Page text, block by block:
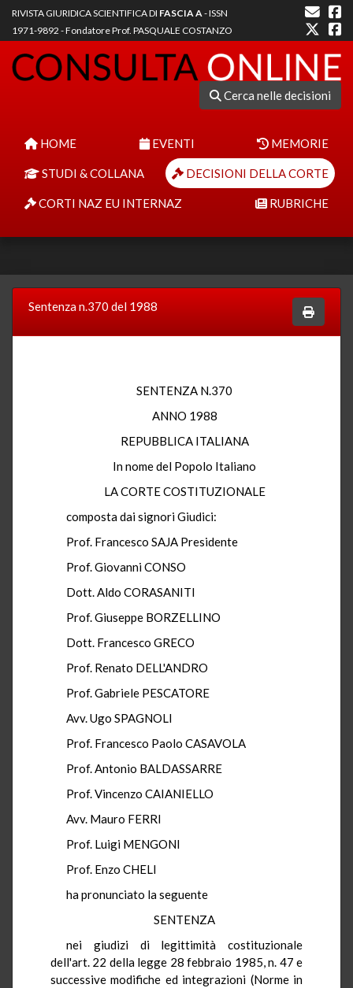
RIVISTA GIURIDICA SCIENTIFICA DI FASCIA A- ISSN
1971-9892 - Fondatore Prof. PASQUALE COSTANZO
Cerca nelle decisioni
HOME EVENTI MEMORIE
STUDI & COLLANA DECISIONI DELLA CORTE
CORTI NAZ EU INTERNAZ RUBRICHE
Sentenza n.370 del 1988
SENTENZA N.370
ANNO 1988
REPUBBLICA ITALIANA
In nome del Popolo Italiano
LA CORTE COSTITUZIONALE
composta dai signori Giudici:
Prof. Francesco SAJA Presidente
Prof. Giovanni CONSO
Dott. Aldo CORASANITI
Prof. Giuseppe BORZELLINO
Dott. Francesco GRECO
Prof. Renato DELL'ANDRO
Prof. Gabriele PESCATORE
Avv. Ugo SPAGNOLI
Prof. Francesco Paolo CASAVOLA
Prof. Antonio BALDASSARRE
Prof. Vincenzo CAIANIELLO
Avv. Mauro FERRI
Prof. Luigi MENGONI
Prof. Enzo CHELI
ha pronunciato la seguente
SENTENZA
nei giudizi di legittimità costituzionale
dell'art. 22 della legge 28 febbraio 1985, n. 47 e
successive modifiche ed integrazioni (Norme in